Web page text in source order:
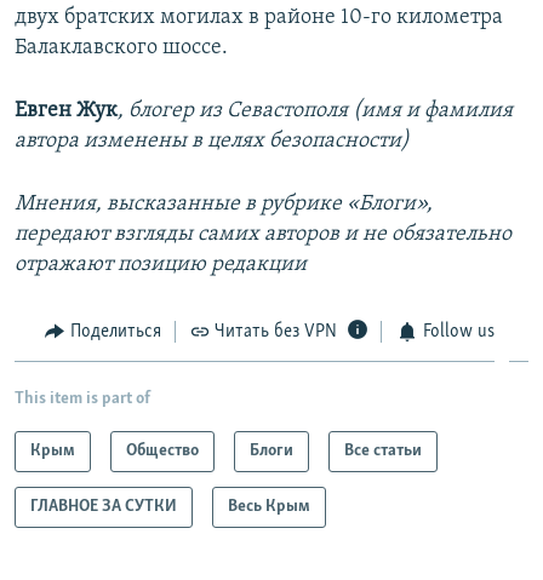
двух братских могилах в районе 10-го километра
Балаклавского шоссе.
Евген Жук, блогер из Севастополя (имя и фамилия
автора изменены в целях безопасности)
Мнения, высказанные в рубрике «Блоги»,
передают взгляды самих авторов и не обязательно
отражают позицию редакции
Поделиться Читать без VPN Follow us
This item is part of
Крым Общество Блоги Все статьи
ГЛАВНОЕ ЗА СУТКИ Весь Крым